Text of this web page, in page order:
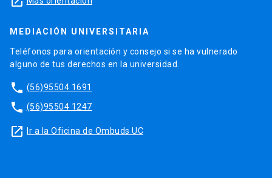
MEDIACIÓN UNIVERSITARIA
Teléfonos para orientación y consejo si se ha vulnerado
alguno de tus derechos en la universidad.
phone (56)95504 1691
phone (56)95504 1247
launch Ir a la Oficina de Ombuds UC